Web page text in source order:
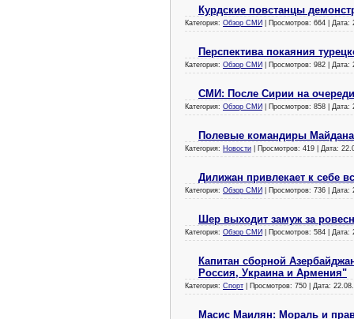
Курдские повстанцы
Категория: Обзор СМИ | Просмотров: 664 | Дата:
Перспектива покаяния
Категория: Обзор СМИ | Просмотров: 982 | Дата:
СМИ: После Сирии на
Категория: Обзор СМИ | Просмотров: 858 | Дата:
Полевые командиры Майдана
Категория: Новости | Просмотров: 419 | Дата:
Дилижан привлекает к себе
Категория: Обзор СМИ | Просмотров: 736 | Дата:
Шер выходит замуж за
Категория: Обзор СМИ | Просмотров: 584 | Дата:
Капитан сборной
Россия, Украина и Армения"
Категория: Спорт | Просмотров: 750 | Дата:
Масис Маилян: Мораль и